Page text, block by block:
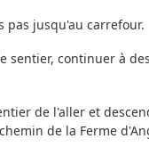
pas jusqu'au carrefour.
sentier, continuer à
de l'aller et
de la Ferme